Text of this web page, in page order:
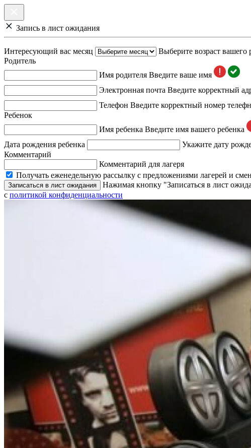
Запись в лист ожидания
Интересующий вас месяц
Выберите возраст вашего
Родитель
Имя родителя Введите ваше имя
Электронная почта Введите корректный
Телефон Введите корректный номер
Ребенок
Имя ребенка Введите имя вашего ребенка
Дата рождения ребенка
Укажите дату
Комментарий
Комментарий для лагеря
Получать еженедельную рассылку с предложениями лагерей и
Записаться в лист ожидания
Нажимая кнопку "Записаться в лист
с политикой конфиденциальности